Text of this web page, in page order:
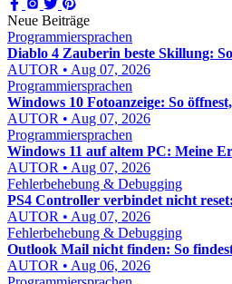
Neue Beiträge
Programmiersprachen
Diablo 4 Zauberin beste Skillung:
AUTOR • Aug 07, 2026
Programmiersprachen
Windows 10 Fotoanzeige: So
AUTOR • Aug 07, 2026
Programmiersprachen
Windows 11 auf altem PC: Meine
AUTOR • Aug 07, 2026
Fehlerbehebung & Debugging
PS4 Controller verbindet nicht
AUTOR • Aug 07, 2026
Fehlerbehebung & Debugging
Outlook Mail nicht finden: So
AUTOR • Aug 06, 2026